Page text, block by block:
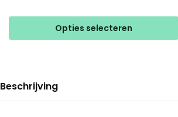
Opties selecteren
heeft
Deze
Beschrijving